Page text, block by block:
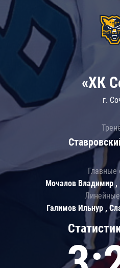
«ХК
г.
Главные
Мочалов Владимир ,
Галимов Ильнур ,